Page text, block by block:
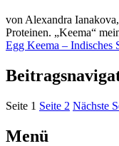
von Alexandra
Proteinen. „Keema“
Egg Keema – Indisches
Seite 1 Seite 2 Nächste
Menü